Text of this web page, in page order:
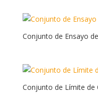
Conjunto de Ensayo
Conjunto de Límite de